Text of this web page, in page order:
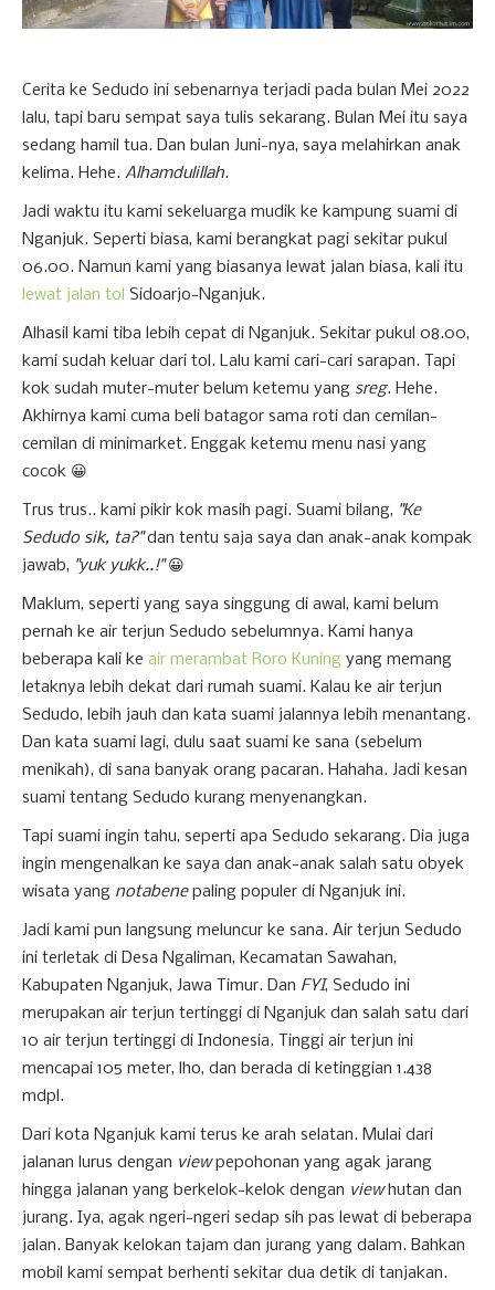
Cerita ke Sedudo ini sebenarnya terjadi pada bulan Mei 2022
lalu, tapi baru sempat saya tulis sekarang. Bulan Mei itu saya
sedang hamil tua. Dan bulan Juni-nya, saya melahirkan anak
kelima. Hehe. Alhamdulillah.
Jadi waktu itu kami sekeluarga mudik ke kampung suami di
Nganjuk. Seperti biasa, kami berangkat pagi sekitar pukul
06.00. Namun kami yang biasanya lewat jalan biasa, kali itu
lewat jalan tol Sidoarjo-Nganjuk.
Alhasil kami tiba lebih cepat di Nganjuk. Sekitar pukul 08.00,
kami sudah keluar dari tol. Lalu kami cari-cari sarapan. Tapi
kok sudah muter-muter belum ketemu yang sreg. Hehe.
Akhirnya kami cuma beli batagor sama roti dan cemilan-
cemilan di minimarket. Enggak ketemu menu nasi yang
cocok 😀
Trus trus.. kami pikir kok masih pagi. Suami bilang, "Ke
Sedudo sik, ta?"dan tentu saja saya dan anak-anak kompak
jawab, "yuk yukk..!"😀
Maklum, seperti yang saya singgung di awal, kami belum
pernah ke air terjun Sedudo sebelumnya. Kami hanya
beberapa kali ke air merambat Roro Kuning yang memang
letaknya lebih dekat dari rumah suami. Kalau ke air terjun
Sedudo, lebih jauh dan kata suami jalannya lebih menantang.
Dan kata suami lagi, dulu saat suami ke sana (sebelum
menikah), di sana banyak orang pacaran. Hahaha. Jadi kesan
suami tentang Sedudo kurang menyenangkan.
Tapi suami ingin tahu, seperti apa Sedudo sekarang. Dia juga
ingin mengenalkan ke saya dan anak-anak salah satu obyek
wisata yang notabenepaling populer di Nganjuk ini.
Jadi kami pun langsung meluncur ke sana. Air terjun Sedudo
ini terletak di Desa Ngaliman, Kecamatan Sawahan,
Kabupaten Nganjuk, Jawa Timur. Dan FYI, Sedudo ini
merupakan air terjun tertinggi di Nganjuk dan salah satu dari
10 air terjun tertinggi di Indonesia. Tinggi air terjun ini
mencapai 105 meter, lho, dan berada di ketinggian 1.438
mdpl.
Dari kota Nganjuk kami terus ke arah selatan. Mulai dari
jalanan lurus dengan viewpepohonan yang agak jarang
hingga jalanan yang berkelok-kelok dengan viewhutan dan
jurang. Iya, agak ngeri-ngeri sedap sih pas lewat di beberapa
jalan. Banyak kelokan tajam dan jurang yang dalam. Bahkan
mobil kami sempat berhenti sekitar dua detik di tanjakan.